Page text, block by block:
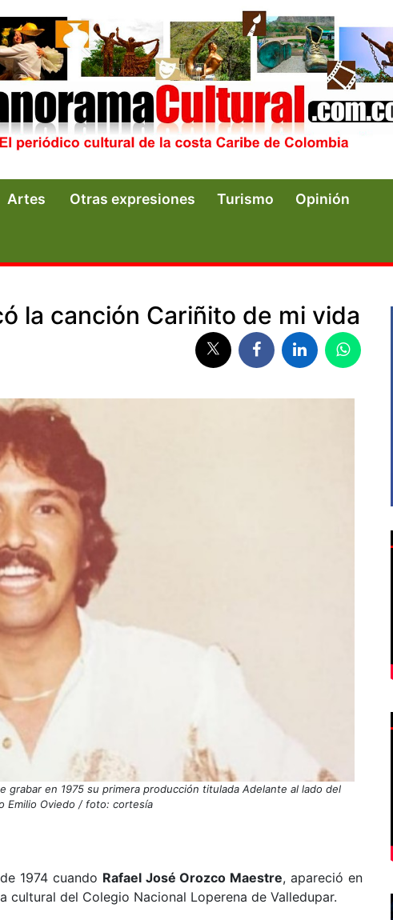
Artes Otras expresiones Turismo Opinión
la canción Cariñito de mi vida
grabar en 1975 su primera producción titulada Adelante al lado del
Emilio Oviedo / foto: cortesía
1974 cuando Rafael José Orozco Maestre, apareció en
cultural del Colegio Nacional Loperena de Valledupar.